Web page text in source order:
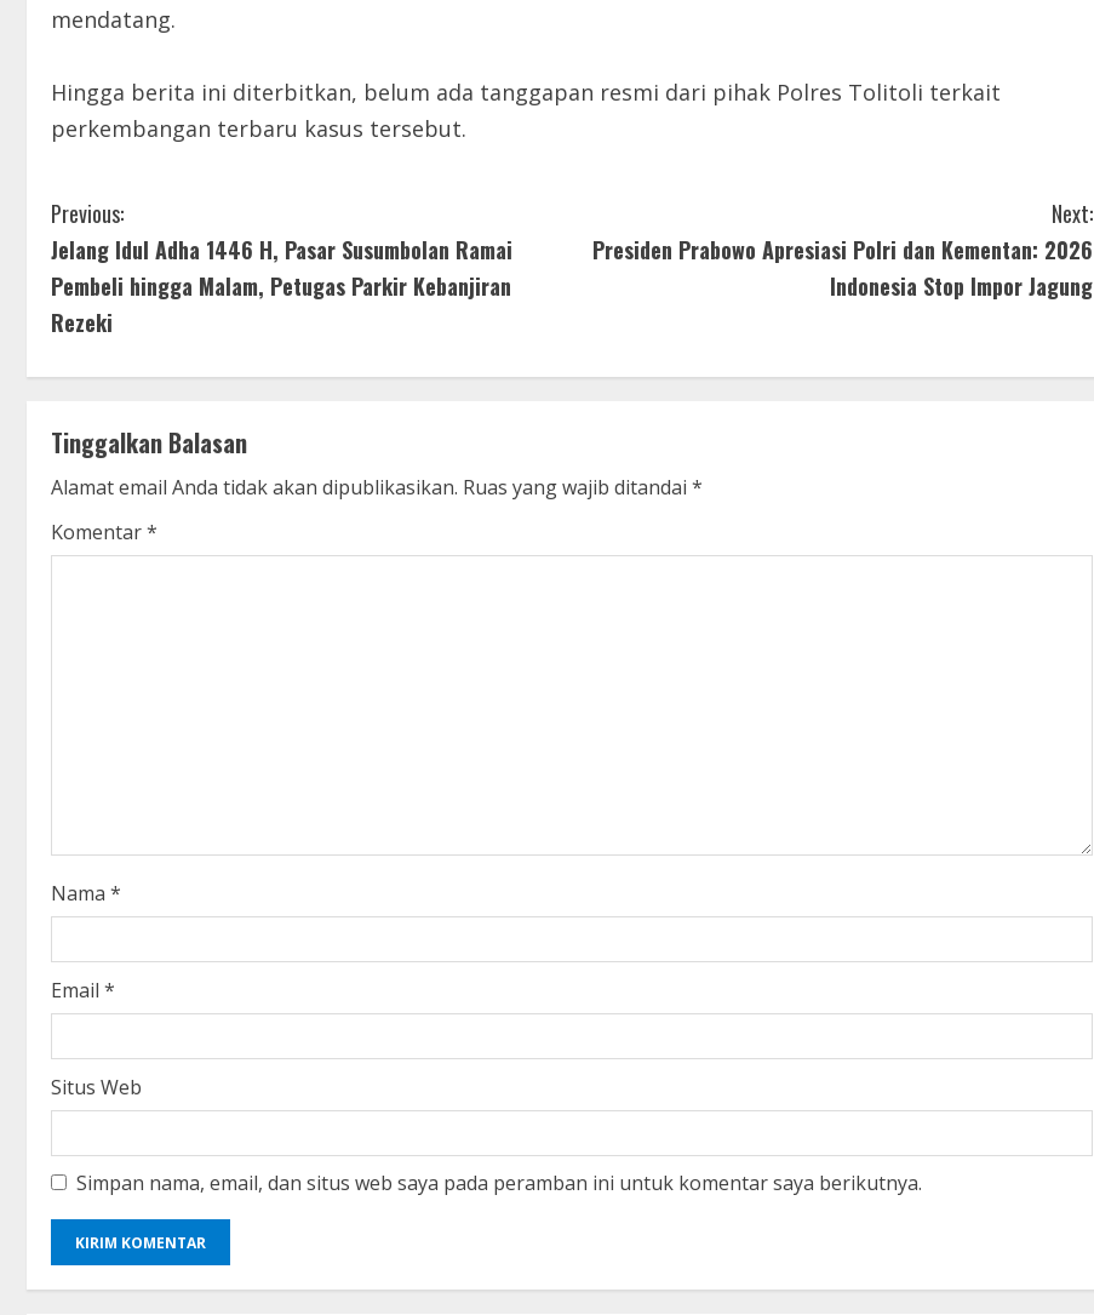
mendatang.
Hingga berita ini diterbitkan, belum ada tanggapan resmi dari pihak Polres Tolitoli terkait
perkembangan terbaru kasus tersebut.
C
o
n
t
i
n
u
e
n
g
Previous:
Jelang Idul Adha 1446 H, Pasar Susumbolan Ramai
Pembeli hingga Malam, Petugas Parkir Kebanjiran
Rezeki
Next:
Presiden Prabowo Apresiasi Polri dan Kementan: 2026
Indonesia Stop Impor Jagung
Tinggalkan Balasan
Alamat email Anda tidak akan dipublikasikan. Ruas yang wajib ditandai *
Komentar*
Nama *
Email *
Situs Web
Simpan nama, email, dan situs web saya pada peramban ini untuk komentar saya berikutnya.